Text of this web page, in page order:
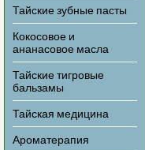
Тайские зубные пасты
Кокосовое и
ананасовое масла
Тайские тигровые
бальзамы
Тайская медицина
Ароматерапия